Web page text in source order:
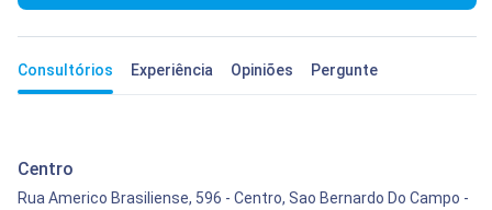
Consultórios Experiência Opiniões Pergunte
Centro
Rua Americo Brasiliense, 596 - Centro, Sao Bernardo Do Campo -